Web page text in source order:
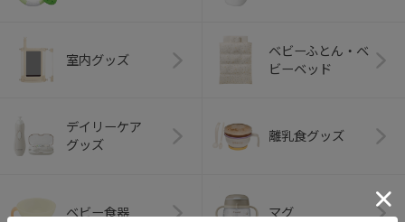
室内グッズ
ベビーふとん・ベ
ビーベッド
デイリーケア
グッズ
離乳食グッズ
ベビー食器 マグ